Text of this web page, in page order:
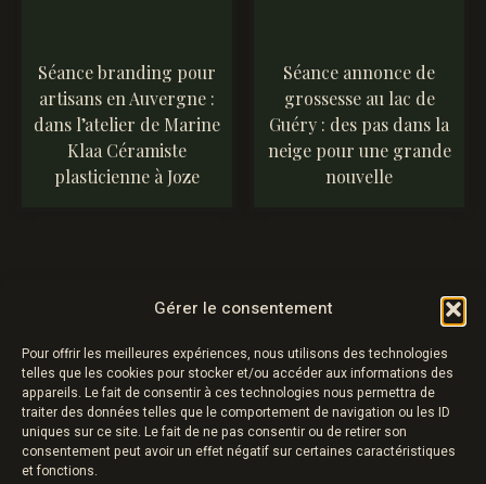
Gérer le consentement
Pour offrir les meilleures expériences, nous utilisons des technologies
telles que les cookies pour stocker et/ou accéder aux informations des
appareils. Le fait de consentir à ces technologies nous permettra de
traiter des données telles que le comportement de navigation ou les ID
uniques sur ce site. Le fait de ne pas consentir ou de retirer son
consentement peut avoir un effet négatif sur certaines caractéristiques
et fonctions.
Séance branding pour
artisans en Auvergne :
dans l’atelier de Marine
Klaa Céramiste
plasticienne à Joze
Séance annonce de
grossesse au lac de
Guéry : des pas dans la
neige pour une grande
nouvelle